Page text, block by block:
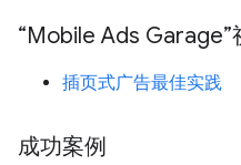
“Mobile Ads Garage”
插页式广告最佳实践
成功案例